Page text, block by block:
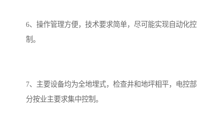
6、操作管理方便，技术要求简单，尽可能实现自动化控
制。
7、主要设备均为全地埋式，检查井和地坪相平，电控部
分按业主要求集中控制。